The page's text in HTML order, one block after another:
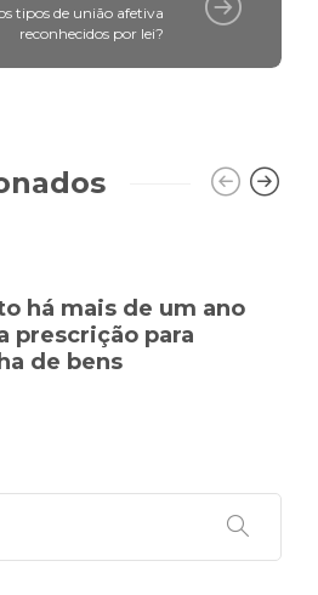
tipos de união afetiva
reconhecidos por lei?
há mais de um ano
prescrição para
de bens